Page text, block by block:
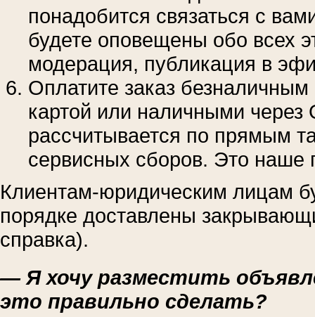
понадобится связаться с
будете оповещены обо всех
модерация, публикация в
Оплатите заказ
картой или наличными
рассчитывается по прямым
сервисных сборов. Это наше
Клиентам-юридическим лицам
порядке доставлены
справка).
— Я хочу разместить
это правильно сделать?